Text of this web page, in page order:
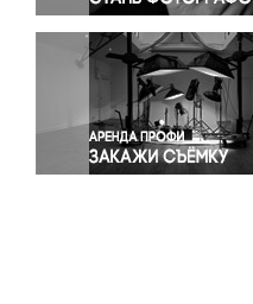
Светская жизнь
Спорт
Экология
Экономика и бизнес